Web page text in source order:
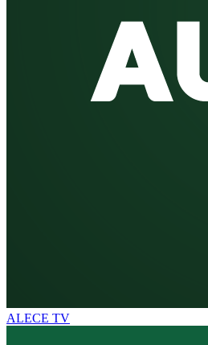
ALECE TV